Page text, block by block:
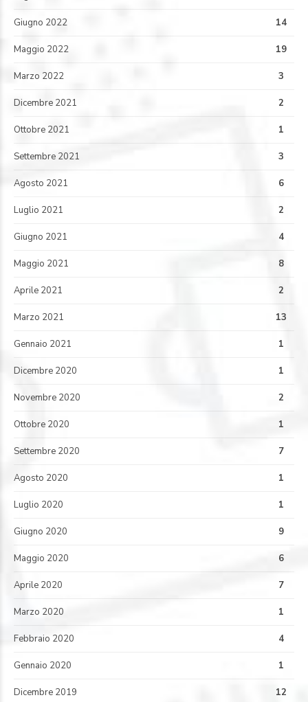
Giugno 2022 14
Maggio 2022 19
Marzo 2022 3
Dicembre 2021 2
Ottobre 2021 1
Settembre 2021 3
Agosto 2021 6
Luglio 2021 2
Giugno 2021 4
Maggio 2021 8
Aprile 2021 2
Marzo 2021 13
Gennaio 2021 1
Dicembre 2020 1
Novembre 2020 2
Ottobre 2020 1
Settembre 2020 7
Agosto 2020 1
Luglio 2020 1
Giugno 2020 9
Maggio 2020 6
Aprile 2020 7
Marzo 2020 1
Febbraio 2020 4
Gennaio 2020 1
Dicembre 2019 12